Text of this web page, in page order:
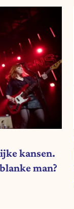
kansen.
man?